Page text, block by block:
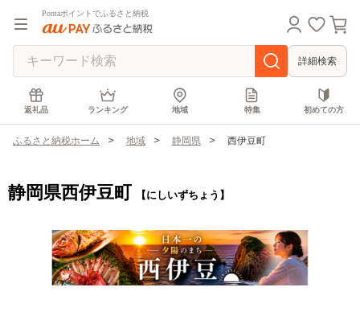
Pontaポイントでふるさと納税
詳細検索
返礼品 ランキング 地域 特集 初めての方
ふるさと納税ホーム 地域 静岡県 西伊豆町
静岡県西伊豆町 【にしいずちょう】